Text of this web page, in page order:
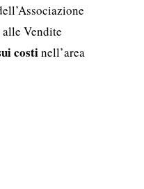
Vendite
costinell’area